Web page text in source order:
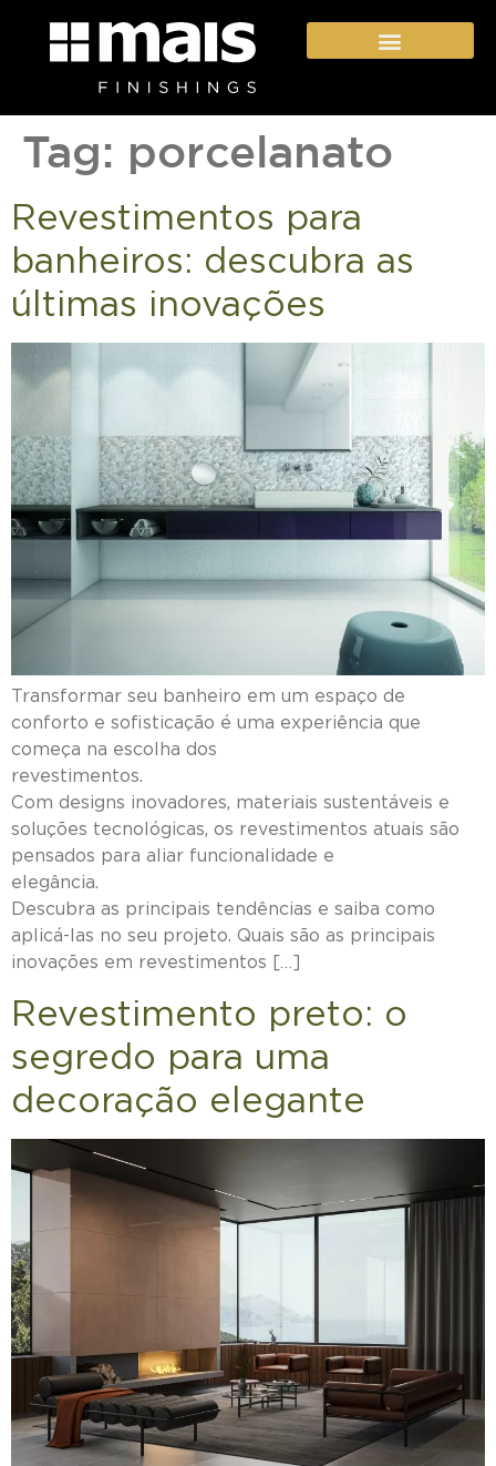
Tag: porcelanato
Revestimentos para
banheiros: descubra as
últimas inovações
Transformar seu banheiro em um espaço de
conforto e sofisticação é uma experiência que
começa na escolha dos
Com designs inovadores, materiais sustentáveis e
soluções tecnológicas, os revestimentos atuais são
pensados para aliar funcionalidade e
Descubra as principais tendências e saiba como
aplicá-las no seu projeto. Quais são as principais
inovações em revestimentos […]
Revestimento preto: o
segredo para uma
decoração elegante